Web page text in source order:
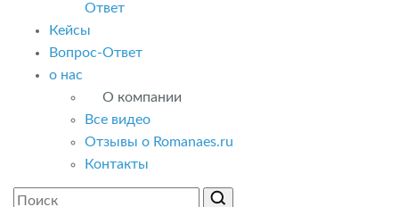
Ответ
Кейсы
Вопрос-Ответ
о нас
О компании
Все видео
Отзывы о Romanaes.ru
Контакты